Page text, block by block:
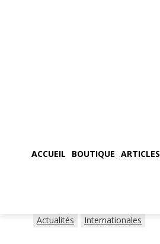
ACCUEIL BOUTIQUE ARTICLES
Actualités Internationales